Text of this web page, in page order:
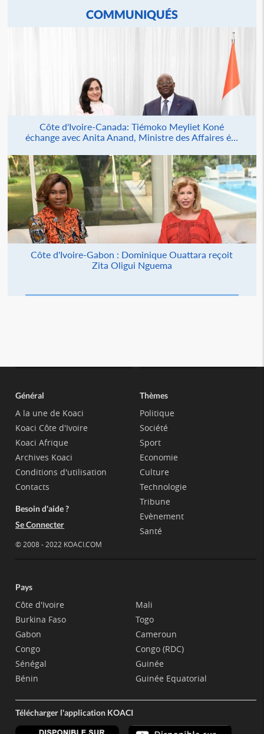
COMMUNIQUÉS
Côte d'Ivoire-Canada: Tiémoko Meyliet Koné
échange avec Anita Anand, Ministre des Affaires é...
Côte d'Ivoire-Gabon : Dominique Ouattara reçoit
Zita Oligui Nguema
Général
A la une de Koaci
Koaci Côte d'Ivoire
Koaci Afrique
Archives Koaci
Conditions d'utilisation
Contacts
Besoin d'aide ?
Se Connecter
© 2008 - 2022 KOACI.COM
Thèmes
Politique
Société
Sport
Economie
Culture
Technologie
Tribune
Evènement
Santé
Pays
Côte d'Ivoire
Burkina Faso
Gabon
Congo
Sénégal
Bénin
Mali
Togo
Cameroun
Congo (RDC)
Guinée
Guinée Equatorial
Télécharger l'application KOACI